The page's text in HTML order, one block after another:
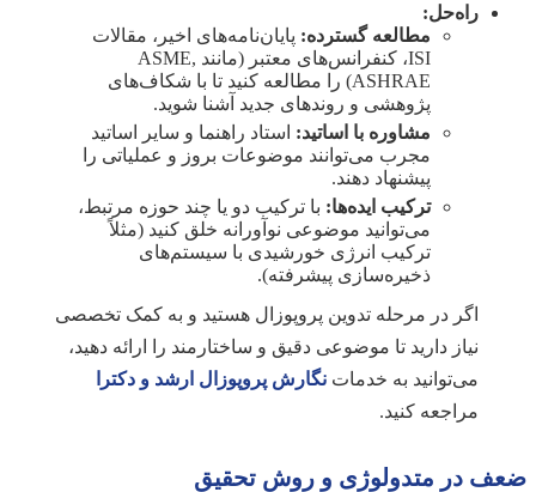
راه‌حل:
مطالعه گسترده: پایان‌نامه‌های اخیر، مقالات
ISI، کنفرانس‌های معتبر (مانند ASME,
ASHRAE) را مطالعه کنید تا با شکاف‌های
پژوهشی و روندهای جدید آشنا شوید.
مشاوره با اساتید: استاد راهنما و سایر اساتید
مجرب می‌توانند موضوعات بروز و عملیاتی را
پیشنهاد دهند.
ترکیب ایده‌ها: با ترکیب دو یا چند حوزه مرتبط،
می‌توانید موضوعی نوآورانه خلق کنید (مثلاً
ترکیب انرژی خورشیدی با سیستم‌های
ذخیره‌سازی پیشرفته).
اگر در مرحله تدوین پروپوزال هستید و به کمک تخصصی
نیاز دارید تا موضوعی دقیق و ساختارمند را ارائه دهید،
می‌توانید به خدمات نگارش پروپوزال ارشد و دکترا
مراجعه کنید.
ضعف در متدولوژی و روش تحقیق